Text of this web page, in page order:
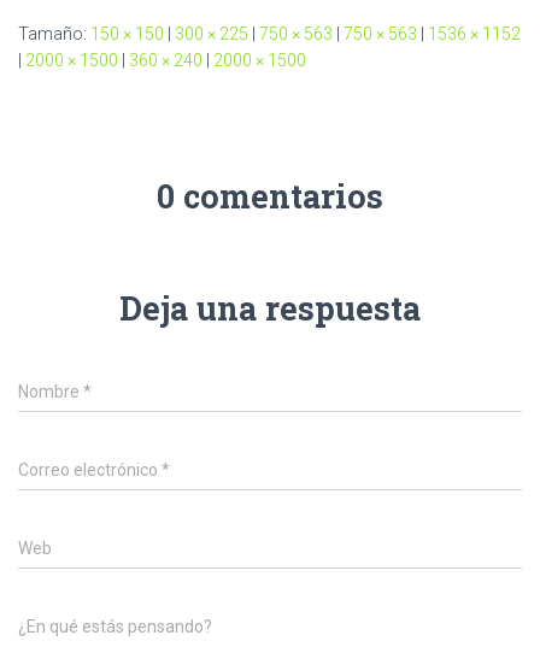
Tamaño: 150 × 150 | 300 × 225 | 750 × 563 | 750 × 563 | 1536 × 1152
| 2000 × 1500 | 360 × 240 | 2000 × 1500
0 comentarios
Deja una respuesta
Nombre *
Correo electrónico *
Web
¿En qué estás pensando?